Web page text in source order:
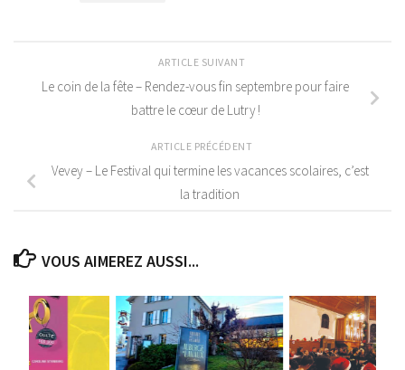
ARTICLE SUIVANT
Le coin de la fête – Rendez-vous fin septembre pour faire
battre le cœur de Lutry !
ARTICLE PRÉCÉDENT
Vevey – Le Festival qui termine les vacances scolaires, c’est
la tradition
VOUS AIMEREZ AUSSI...